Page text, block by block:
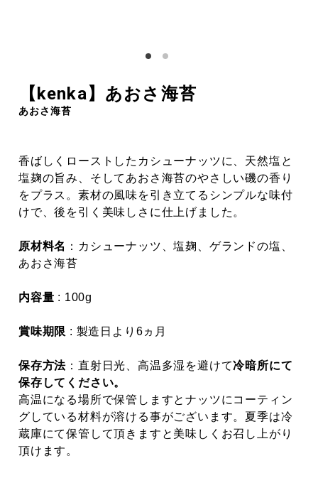
【kenka】あおさ海苔
あおさ海苔
香ばしくローストしたカシューナッツに、天然塩と
塩麹の旨み、そしてあおさ海苔のやさしい磯の香り
をプラス。素材の風味を引き立てるシンプルな味付
けで、後を引く美味しさに仕上げました。
原材料名 ：カシューナッツ、塩麹、ゲランドの塩、
あおさ海苔
内容量 : 100g
賞味期限 : 製造日より6ヵ月
保存方法 ：直射日光、高温多湿を避けて冷暗所にて
保存してください。
高温になる場所で保管しますとナッツにコーティン
グしている材料が溶ける事がございます。夏季は冷
蔵庫にて保管して頂きますと美味しくお召し上がり
頂けます。